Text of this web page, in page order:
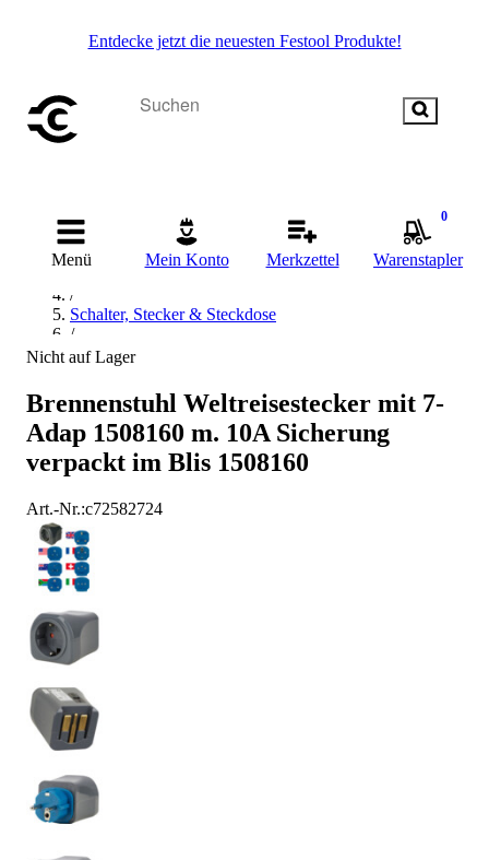
Entdecke jetzt die neuesten Festool Produkte!
Menü Mein Konto Merkzettel
0
Warenstapler
Startseite
/
/
Schalter, Stecker & Steckdose
/
Mehrfachsteckdosenleiste
Brennenstuhl Mehrfachsteckdosenleiste
Nicht auf Lager
Brennenstuhl Weltreisestecker mit 7-
Adap 1508160 m. 10A Sicherung
verpackt im Blis 1508160
Art.-Nr.:c72582724